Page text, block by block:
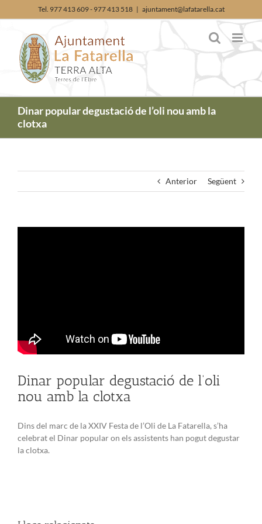
to
Tel. 977 413 609 - 977 413 518 | ajuntament@lafatarella.cat
Dinar popular degustació de l’oli nou amb la
clotxa
Anterior Següent
Dinar popular degustació de l’oli
nou amb la clotxa
Dins del marc de la XXIV Festa de l’Oli de La Fatarella, s’ha
celebrat el Dinar popular on els assistents han pogut degustar
la clotxa.